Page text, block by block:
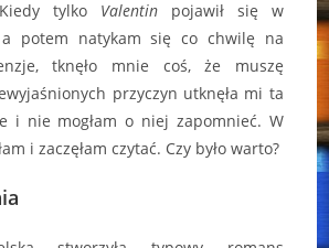
tylko Valentinpojawił się w
a potem natykam się co chwilę na
tknęło mnie coś, że muszę
przyczyn utknęła mi ta
i nie mogłam o niej zapomnieć. W
i zaczęłam czytać. Czy było warto?